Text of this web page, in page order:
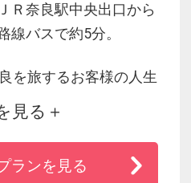
ＪＲ奈良駅中央出口から
線バスで約5分。
を旅するお客様の人生
ル尾花。興福寺から聞
時間をお過ごしくださ
見る
ランを見る